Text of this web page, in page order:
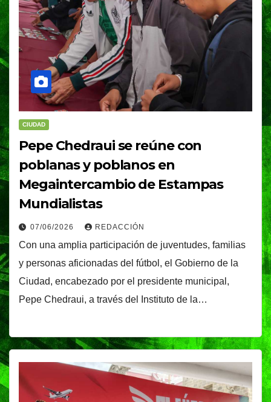
CIUDAD
Pepe Chedraui se reúne con
poblanas y poblanos en
Megaintercambio de Estampas
Mundialistas
07/06/2026 REDACCIÓN
Con una amplia participación de juventudes, familias
y personas aficionadas del fútbol, el Gobierno de la
Ciudad, encabezado por el presidente municipal,
Pepe Chedraui, a través del Instituto de la…